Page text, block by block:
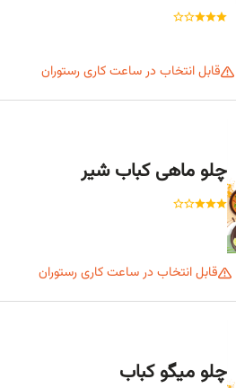
قابل انتخاب در ساعت کاری رستوران
چلو ماهی کباب شیر
قابل انتخاب در ساعت کاری رستوران
چلو میگو کباب